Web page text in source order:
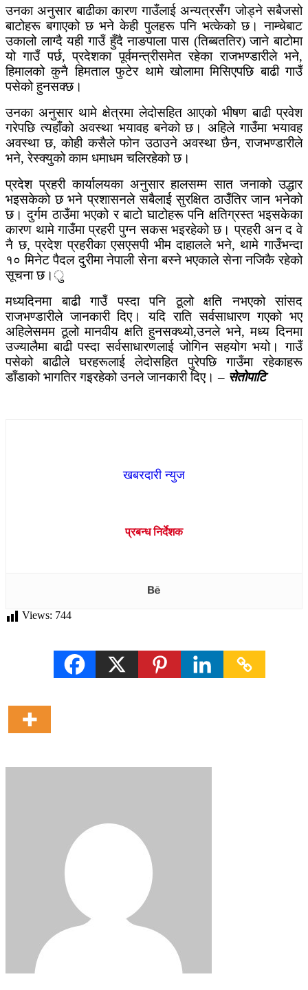
उनका अनुसार बाढीका कारण गाउँलाई अन्यत्रसँग जोड्ने सबैजसो
बाटोहरू बगाएको छ भने केही पुलहरू पनि भत्केको छ।नाम्चेबाट
उकालो लाग्दै यही गाउँ हुँदै नाङपाला पास (तिब्बततिर) जाने बाटोमा
यो गाउँ पर्छ, प्रदेशका पूर्वमन्त्रीसमेत रहेका राजभण्डारीले भने,
हिमालको कुनै हिमताल फुटेर थामे खोलामा मिसिएपछि बाढी गाउँ
पसेको हुनसक्छ।
उनका अनुसार थामे क्षेत्रमा लेदोसहित आएको भीषण बाढी प्रवेश
गरेपछि त्यहाँको अवस्था भयावह बनेको छ।अहिले गाउँमा भयावह
अवस्था छ, कोही कसैले फोन उठाउने अवस्था छैन, राजभण्डारीले
भने, रेस्क्युको काम धमाधम चलिरहेको छ।
प्रदेश प्रहरी कार्यालयका अनुसार हालसम्म सात जनाको उद्धार
भइसकेको छ भने प्रशासनले सबैलाई सुरक्षित ठाउँतिर जान भनेको
छ।दुर्गम ठाउँमा भएको र बाटो घाटोहरू पनि क्षतिग्रस्त भइसकेका
कारण थामे गाउँमा प्रहरी पुग्न सकस भइरहेको छ।प्रहरी अन द वे
नै छ, प्रदेश प्रहरीका एसएसपी भीम दाहालले भने, थामे गाउँभन्दा
१० मिनेट पैदल दुरीमा नेपाली सेना बस्ने भएकाले सेना नजिकै रहेको
सूचना छ।ु
मध्यदिनमा बाढी गाउँ पस्दा पनि ठूलो क्षति नभएको सांसद
राजभण्डारीले जानकारी दिए।यदि राति सर्वसाधारण गएको भए
अहिलेसमम ठूलो मानवीय क्षति हुनसक्थ्यो,उनले भने, मध्य दिनमा
उज्यालैमा बाढी पस्दा सर्वसाधारणलाई जोगिन सहयोग भयो।गाउँ
पसेको बाढीले घरहरूलाई लेदोसहित पुरेपछि गाउँमा रहेकाहरू
डाँडाको भागतिर गइरहेको उनले जानकारी दिए। – सेतोपाटि
खबरदारी न्युज
प्रबन्ध निर्देशक
Views: 744